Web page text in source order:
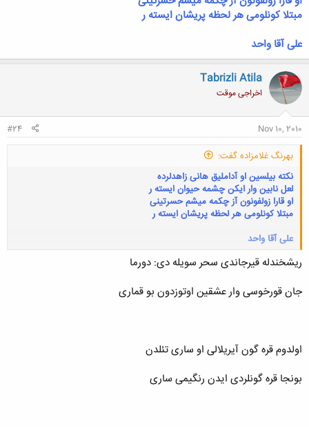
مبتلا کونلومی هر لحظه پریشان ایسته ر
علی آقا واحد
Tabrizli Atila
اخراجی موقت
Nov 10, 2010
#24
بهرنگ غلامزاده گفت:
نکته بیلسین او آداملیق هانی زاهدلرده
لعل نابین وار ایکن چشمه حیوان ایسته ر
او قارا زولفونون آز چکمه میشم حسرتینی
مبتلا کونلومی هر لحظه پریشان ایسته ر
علی آقا واحد
کلیک کنید تا باز شود...
ريشخندله قيرجاندی سحر سويله دی: دورما
جان قورخوسی وار عشقين اوتوزدون بو قماری
اولدوم قره گون آيريلالی او ساری تئلدن
بونجا قره گونلردی ایدن رنگيمی ساری